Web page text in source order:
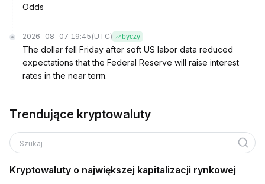
Odds
2026-08-07 19:45 (UTC) byczy
The dollar fell Friday after soft US labor data reduced
expectations that the Federal Reserve will raise interest
rates in the near term.
Trendujące kryptowaluty
Szukaj
Kryptowaluty o największej kapitalizacji rynkowej